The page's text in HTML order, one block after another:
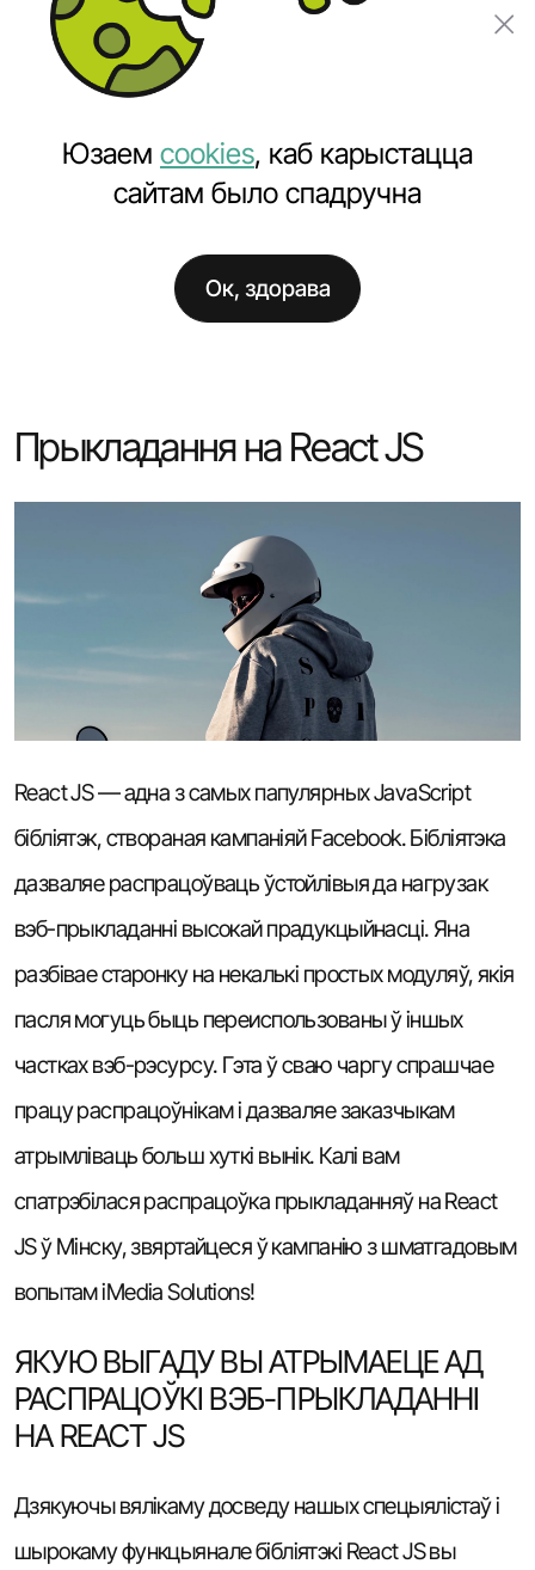
Распрацоўка праграмнага забеспячэння
Прыкладання на React JS
React JS — адна з самых папулярных JavaScript
бібліятэк, створаная кампаніяй Facebook. Бібліятэка
дазваляе распрацоўваць ўстойлівыя да нагрузак
вэб-прыкладанні высокай прадукцыйнасці. Яна
разбівае старонку на некалькі простых модуляў, якія
пасля могуць быць переиспользованы ў іншых
частках вэб-рэсурсу. Гэта ў сваю чаргу спрашчае
працу распрацоўнікам і дазваляе заказчыкам
атрымліваць больш хуткі вынік. Калі вам
спатрэбілася распрацоўка прыкладанняў на React
JS ў Мінску, звяртайцеся ў кампанію з шматгадовым
вопытам iMedia Solutions!
ЯКУЮ ВЫГАДУ ВЫ АТРЫМАЕЦЕ АД
РАСПРАЦОЎКІ ВЭБ-ПРЫКЛАДАННІ
НА REACT JS
Дзякуючы вялікаму досведу нашых спецыялістаў і
шырокаму функцыянале бібліятэкі React JS вы
Юзаем cookies, каб карыстацца
сайтам было спадручна
Ок, здорава